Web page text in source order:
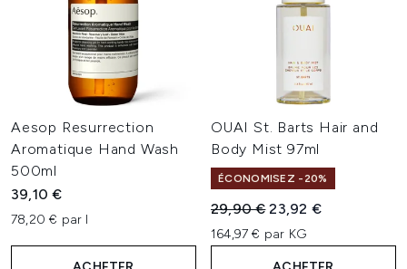
Aesop Resurrection
Aromatique Hand Wash
500ml
39,10 €
78,20 € par l
OUAI St. Barts Hair and
Body Mist 97ml
ÉCONOMISEZ -20%
Prix de vente :
29,90 €Prix ​​actuel :
23,92 €
164,97 € par KG